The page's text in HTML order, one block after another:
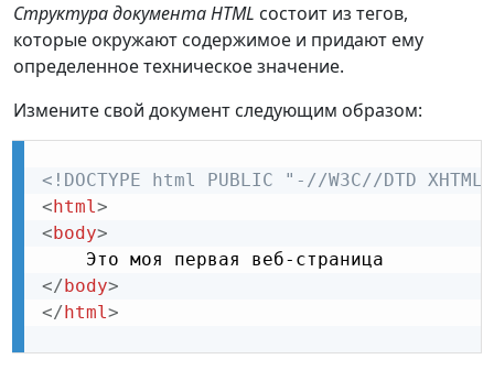
Структура документа HTML состоит из тегов,
которые окружают содержимое и придают ему
определенное техническое значение.
Измените свой документ следующим образом:
<!DOCTYPE html PUBLIC "-//W3C//DTD
< html>
< body>
</ body>
</ html>